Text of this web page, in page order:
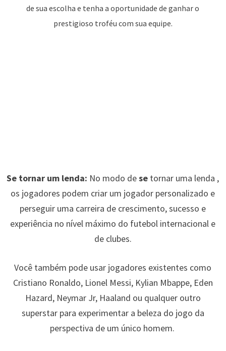
de sua escolha e tenha a oportunidade de ganhar o
prestigioso troféu com sua equipe.
Se tornar um lenda: No modo dese tornar uma lenda ,
os jogadores podem criar um jogador personalizado e
perseguir uma carreira de crescimento, sucesso e
experiência no nível máximo do futebol internacional e
de clubes.
Você também pode usar jogadores existentes como
Cristiano Ronaldo, Lionel Messi, Kylian Mbappe, Eden
Hazard, Neymar Jr, Haaland ou qualquer outro
superstar para experimentar a beleza do jogo da
perspectiva de um único homem.